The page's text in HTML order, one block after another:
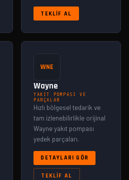
TEKLIF AL
WNE
Wayne
YAKIT POMPASI VE
PARÇALAR
Hızlı bölgesel tedarik ve
tam izlenebilirlikle orijinal
Wayne yakıt pompası
yedek parçaları.
DETAYLARI GÖR
TEKLIF AL